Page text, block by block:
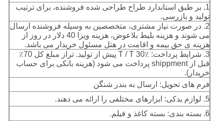
1. بر طبق استاندارد طراح طراحی شده فروشنده، برای ترتیب
تولید و بازرسی.
2. در صورت نیاز مشتری، متخصصین به وسیله فروشنده ارسال
می شوند و هزینه بلیط بلاعوض، هزینه ویزا 40 دلار در روز از
هزینه ی حق بیمه و اقامت در هتل مسئول خریدار می باشد.
3. شرایط پرداخت: T / T 30٪ پیش از تولید. تراز مبلغ کل 70٪
قبل از shippment پرداخت می شود (هزینه بانکی برای حساب
خریدار).
فرم های تحویل: ارسال به بندر شنگن
5. لوازم یدکی: ابزارهای مختلفی را ارائه می دهند.
6. بسته بندی: بسته کاغذ و فیلم.